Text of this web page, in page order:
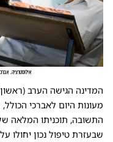
אילוסטרציה.
המדינה הגישה הערב
מעונות היום לאברכי
התשובה, תוכניתו המלאה
שבעזרת טיפול נכון יחולו